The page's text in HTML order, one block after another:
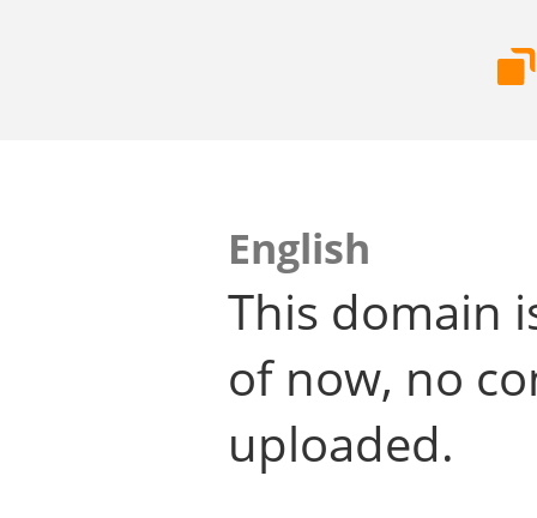
English
This domain
of now, no
uploaded.